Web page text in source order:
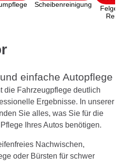
Scheibenreinigung
einfache Autopflege
die Fahrzeugpflege deutlich
Ergebnisse. In unserer
Sie alles, was Sie für die
Ihres Autos benötigen.
Nachwischen,
oder Bürsten für schwer